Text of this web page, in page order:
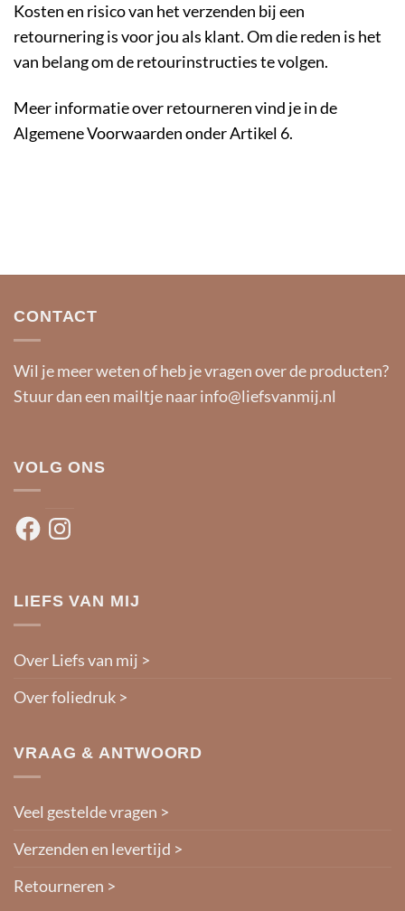
Kosten en risico van het verzenden bij een
retournering is voor jou als klant. Om die reden is het
van belang om de retourinstructies te volgen.
Meer informatie over retourneren vind je in de
Algemene Voorwaarden onder Artikel 6.
CONTACT
Wil je meer weten of heb je vragen over de producten?
Stuur dan een mailtje naarinfo@liefsvanmij.nl
VOLG ONS
FacebookInstagram
LIEFS VAN MIJ
Over Liefs van mij >
Over foliedruk >
VRAAG & ANTWOORD
Veel gestelde vragen >
Verzenden en levertijd >
Retourneren >